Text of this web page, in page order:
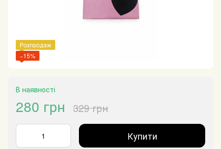
Розпродаж
−15%
В наявності
280 грн 329 грн
Купити